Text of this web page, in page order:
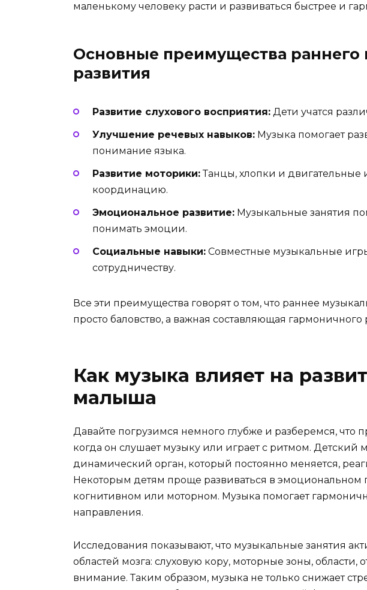
маленькому человеку расти и развиваться быстрее и
Основные преимущества раннего
развития
Развитие слухового восприятия: Дети учатся
Улучшение речевых навыков: Музыка помогает
понимание языка.
Развитие моторики:Танцы, хлопки и двигательные
координацию.
Эмоциональное развитие: Музыкальные занятия
понимать эмоции.
Социальные навыки: Совместные музыкальные
сотрудничеству.
Все эти преимущества говорят о том, что раннее
просто баловство, а важная составляющая гармоничного
Как музыка влияет на
малыша
Давайте погрузимся немного глубже и разберемся, что
когда он слушает музыку или играет с ритмом. Детский
динамический орган, который постоянно меняется,
Некоторым детям проще развиваться в эмоциональном
когнитивном или моторном. Музыка помогает
направления.
Исследования показывают, что музыкальные занятия
областей мозга: слуховую кору, моторные зоны, области,
внимание. Таким образом, музыка не только снижает